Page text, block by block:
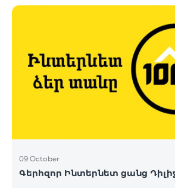
09 October
Գերհզոր Ինտերնետ ցանց